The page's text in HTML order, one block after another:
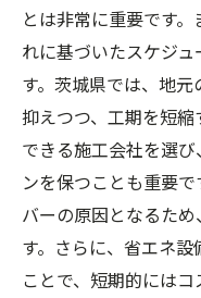
とは非常に重要です
れに基づいたスケジ
す。茨城県では、地
抑えつつ、工期を短
できる施工会社を選
ンを保つことも重要
バーの原因となるた
す。さらに、省エネ
ことで、短期的には